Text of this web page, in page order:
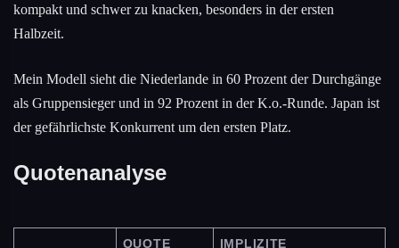
kompakt und schwer zu knacken, besonders in der ersten
Halbzeit.
Mein Modell sieht die Niederlande in 60 Prozent der Durchgänge
als Gruppensieger und in 92 Prozent in der K.o.-Runde. Japan ist
der gefährlichste Konkurrent um den ersten Platz.
Quotenanalyse
QUOTE
IMPLIZITE